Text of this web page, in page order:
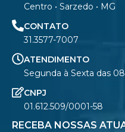
Centro • Sarzedo • MG
CONTATO
31.3577-7007
ATENDIMENTO
Segunda à Sexta das
CNPJ
01.612.509/0001-58
RECEBA NOSSAS